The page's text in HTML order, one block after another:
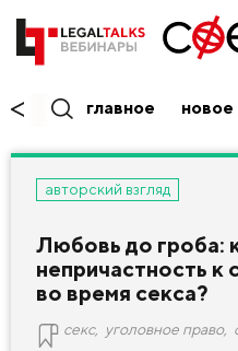
главное новое
авторский взгляд
Любовь до гроба:
непричастность к
во время секса?
секс, уголовное право,